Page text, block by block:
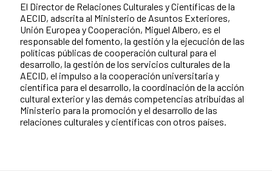
El Director de Relaciones Culturales y Científicas de la
AECID, adscrita al Ministerio de Asuntos Exteriores,
Unión Europea y Cooperación, Miguel Albero, es el
responsable del fomento, la gestión y la ejecución de las
políticas públicas de cooperación cultural para el
desarrollo, la gestión de los servicios culturales de la
AECID, el impulso a la cooperación universitaria y
científica para el desarrollo, la coordinación de la acción
cultural exterior y las demás competencias atribuidas al
Ministerio para la promoción y el desarrollo de las
relaciones culturales y científicas con otros países.